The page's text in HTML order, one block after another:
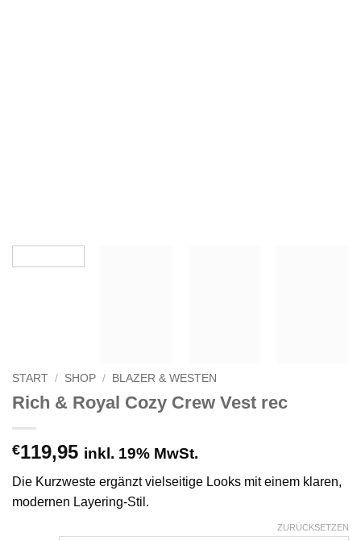
START / SHOP / BLAZER & WESTEN
Rich & Royal Cozy Crew Vest rec
€119,95 inkl. 19% MwSt.
Die Kurzweste ergänzt vielseitige Looks mit einem klaren,
modernen Layering-Stil.
ZURÜCKSETZEN